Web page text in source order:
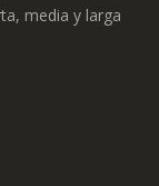
media y larga